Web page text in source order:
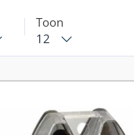
Toon
12